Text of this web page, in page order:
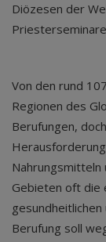
Diözesen der
Von den rund
Regionen des
Berufungen,
Nahrungsmitteln
Gebieten oft die
Berufung soll